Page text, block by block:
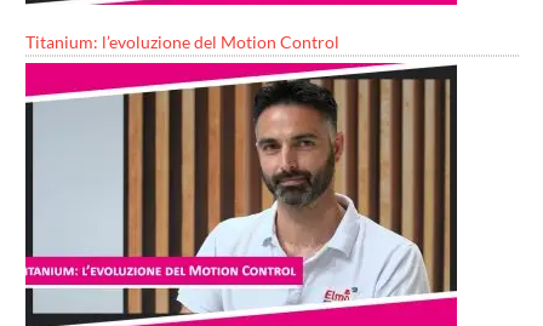
Titanium: l’evoluzione del Motion Control